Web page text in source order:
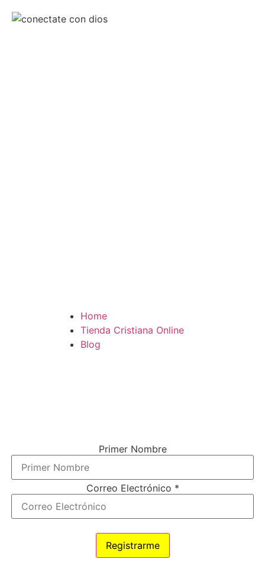
Home
Tienda Cristiana Online
Blog
Primer Nombre
Correo Electrónico *